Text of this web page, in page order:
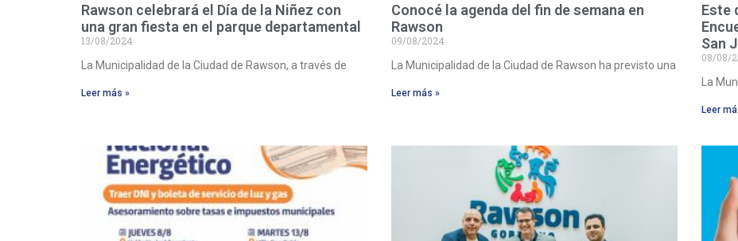
Rawson celebrará el Día de la Niñez con
una gran fiesta en el parque departamental
13/08/2024
La Municipalidad de la Ciudad de Rawson, a través de
Leer más »
Conocé la agenda del fin de semana en
Rawson
09/08/2024
La Municipalidad de la Ciudad de Rawson ha previsto una
Leer más »
Este
San
08/08/
La
Leer